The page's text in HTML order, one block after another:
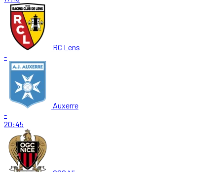
RC Lens
-
Auxerre
-
20:45